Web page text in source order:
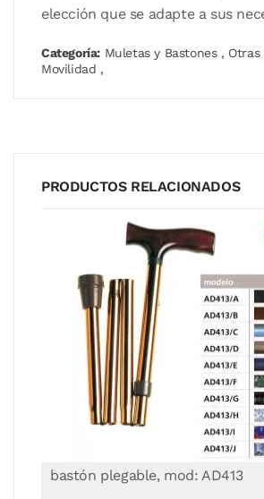
elección que se adapte a sus
Categoría: Muletas y Bastones, Otras
Movilidad ,
PRODUCTOS RELACIONADOS
muleta cuadrípode, mod: AD444